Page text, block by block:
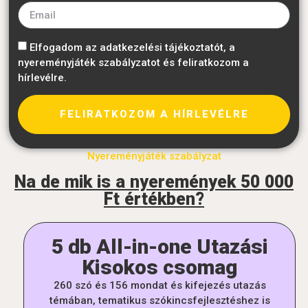
Elfogadom az adatkezelési tájékoztatót, a
nyereményjáték szabályzatot és feliratkozom a
hírlevélre.
FELIRATKOZOM A HÍRLEVÉLRE
Nyereményjáték szabályzat
Na de mik is a nyeremények 50 000
Ft értékben?
5 db All-in-one Utazási
Kisokos csomag
260 szó és 156 mondat és kifejezés utazás
témában, tematikus szókincsfejlesztéshez is